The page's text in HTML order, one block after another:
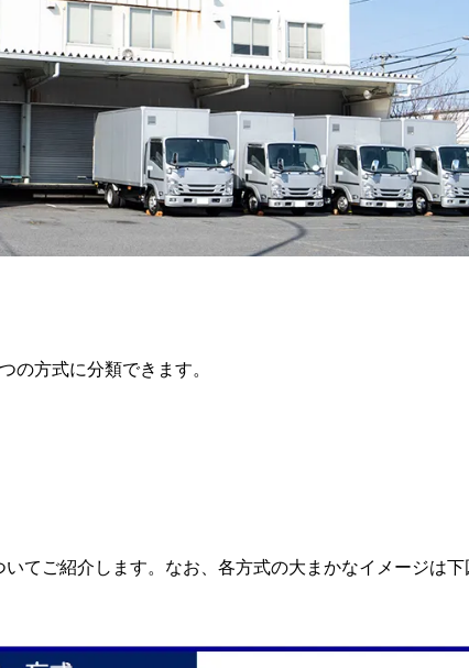
の方式に分類できます。
てご紹介します。なお、各方式の大まかなイメージは